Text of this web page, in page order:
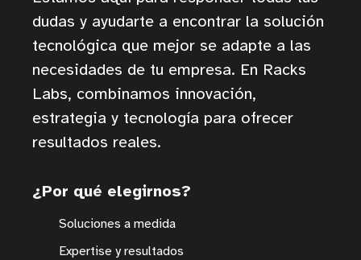
dudas y ayudarte a encontrar la solución
tecnológica que mejor se adapte a las
necesidades de tu empresa. En Racks
Labs, combinamos innovación,
estrategia y tecnología para ofrecer
resultados reales.
¿Por qué elegirnos?
Soluciones a medida
Expertise y resultados